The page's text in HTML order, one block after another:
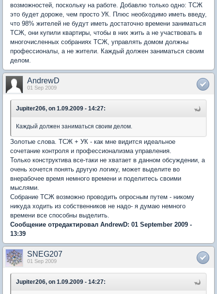
возможностей, поскольку на работе. Добавлю только одно: ТСЖ
это будет дороже, чем просто УК. Плюс необходимо иметь введу,
что 98% жителей не будут иметь достаточно времени заниматься
ТСЖ, они купили квартиры, чтобы в них жить а не участвовать в
многочисленных собраниях ТСЖ, управлять домом должны
профессионалы, а не жители. Каждый должен заниматься своим
делом.
AndrewD
01 Sep 2009
Jupiter206, on 1.09.2009 - 14:27:
Каждый должен заниматься своим делом.
Золотые слова. ТСЖ + УК - как мне видится идеальное
сочетание контроля и профессионализма управления.
Только конструктива все-таки не хватает в данном обсуждении, а
очень хочется понять другую логику, может выделите во
внерабочее время немного времени и поделитесь своими
мыслями.
Собрание ТСЖ возможно проводить опросным путем - никому
никуда ходить из собственников не надо- я думаю немного
времени все способны выделить.
Сообщение отредактировал AndrewD: 01 September 2009 -
13:39
SNEG207
01 Sep 2009
Jupiter206, on 1.09.2009 - 14:27: